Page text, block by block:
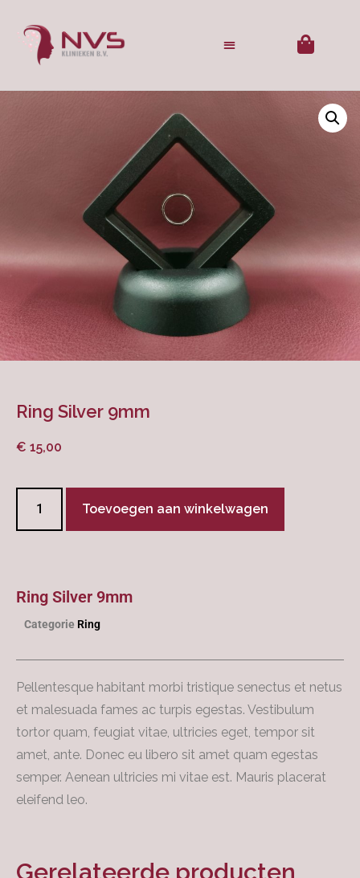
Ring Silver 9mm
€ 15,00
Toevoegen aan winkelwagen
Gerelateerde producten
Ring Silver 9mm
Categorie Ring
Pellentesque habitant morbi tristique senectus et netus
et malesuada fames ac turpis egestas. Vestibulum
tortor quam, feugiat vitae, ultricies eget, tempor sit
amet, ante. Donec eu libero sit amet quam egestas
semper. Aenean ultricies mi vitae est. Mauris placerat
eleifend leo.